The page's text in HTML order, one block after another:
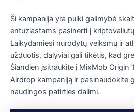
Ši kampanija yra puiki galimybė
entuziastams pasinerti į
Laikydamiesi nurodytų veiksmų ir
užduotis, dalyviai gali tikėtis, kad
Šiandien įsitraukite į MixMob Origin
Airdrop kampaniją ir pasinaudokite
naudingos patirties dalimi.